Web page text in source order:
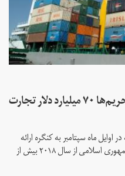
گزارش دولت آمریکا به کنگره: تحریم‌ها ۷۰ میلیارد دلار تجارت
ماه سپتامبر به کنگره ارائه
شد، تحریم‌های دولت دونالد ترامپ علیه جمهوری اسلامی از سال ۲۰۱۸ بیش از